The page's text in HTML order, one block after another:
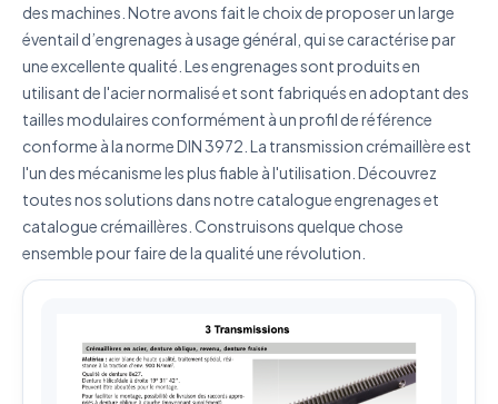
des machines. Notre avons fait le choix de proposer un large
éventail d’engrenages à usage général, qui se caractérise par
une excellente qualité. Les engrenages sont produits en
utilisant de l'acier normalisé et sont fabriqués en adoptant des
tailles modulaires conformément à un profil de référence
conforme à la norme DIN 3972. La transmission crémaillère est
l'un des mécanisme les plus fiable à l'utilisation. Découvrez
toutes nos solutions dans notre catalogue engrenages et
catalogue crémaillères. Construisons quelque chose
ensemble pour faire de la qualité une révolution.
J'accepte que mes données soient utilisées pour traiter
ma demande.
Politique de confidentialité
Envoyer ma demande de devis
Vos données sont protégées et ne seront jamais
partagées